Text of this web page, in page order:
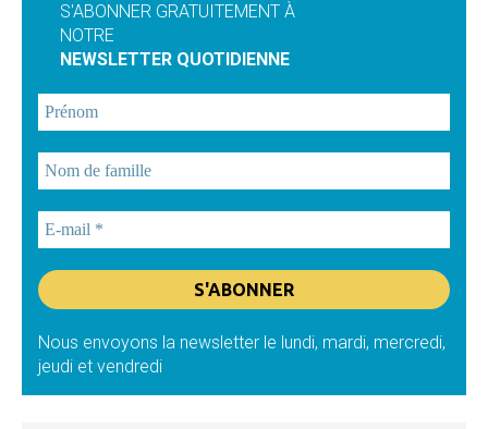
S'ABONNER GRATUITEMENT À
NOTRE
NEWSLETTER QUOTIDIENNE
Nous envoyons la newsletter le lundi, mardi, mercredi,
jeudi et vendredi